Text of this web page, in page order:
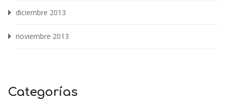
diciembre 2013
noviembre 2013
Categorías